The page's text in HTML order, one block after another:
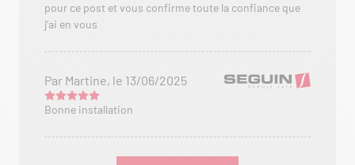
pour ce post et vous confirme toute la confiance que
j’ai en vous
Par Martine, le 13/06/2025
Bonne installation